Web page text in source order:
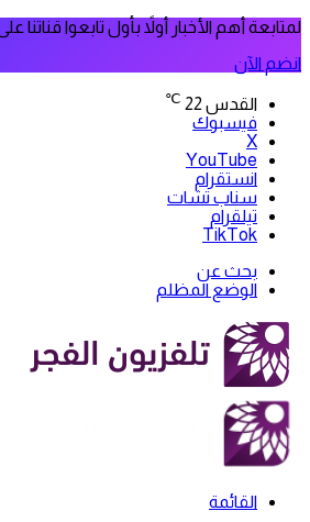
لمتابعة أهم الأخبار أولاً بأول تابعوا قناتنا
انضم الآن
القدس 22
℃
فيسبوك
‫X
‫YouTube
انستقرام
سناب تشات
تيلقرام
‫TikTok
بحث عن
الوضع المظلم
القائمة